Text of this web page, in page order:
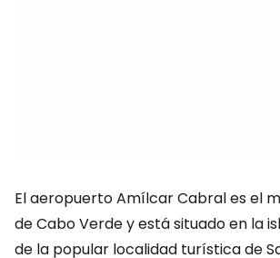
El aeropuerto Amílcar Cabral es el
de Cabo Verde y está situado en la
de la popular localidad turística de